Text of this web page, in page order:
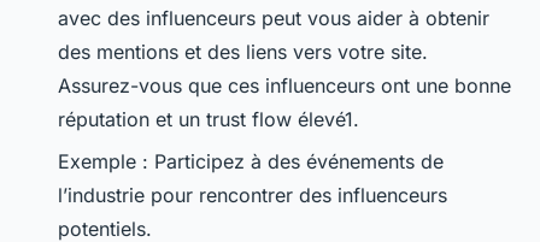
avec des influenceurs peut vous aider à obtenir
des mentions et des liens vers votre site.
Assurez-vous que ces influenceurs ont une bonne
réputation et un trust flow élevé1.
Exemple : Participez à des événements de
l’industrie pour rencontrer des influenceurs
potentiels.